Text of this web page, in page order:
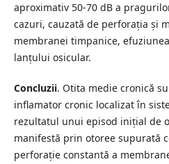
aproximativ 50-70 dB a
cazuri, cauzată de perforația și
membranei timpanice,
lanțului osicular.
Concluzii. Otita medie cronică
inflamator cronic localizat în
rezultatul unui episod inițial de
manifestă prin otoree supurată
perforație constantă a